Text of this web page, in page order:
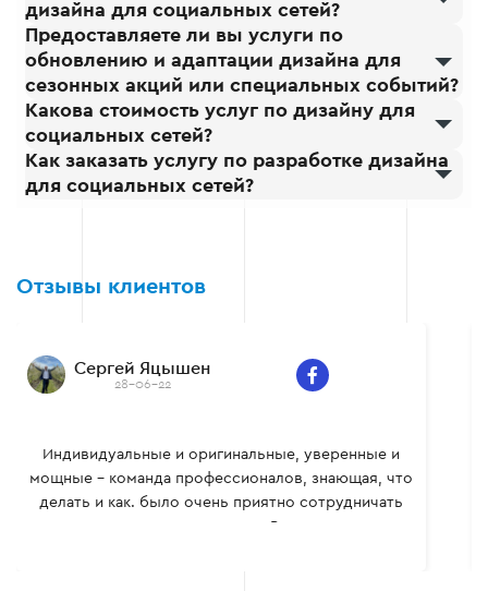
дизайна для социальных сетей?
Предоставляете ли вы услуги по
обновлению и адаптации дизайна для
сезонных акций или специальных событий?
Какова стоимость услуг по дизайну для
социальных сетей?
Как заказать услугу по разработке дизайна
для социальных сетей?
Отзывы клиентов
Сергей Яцышен
28-06-22
Индивидуальные и оригинальные, уверенные и
мощные – команда профессионалов, знающая, что
делать и как. было очень приятно сотрудничать
вместе, многому сам научился. Всем рекомендую.